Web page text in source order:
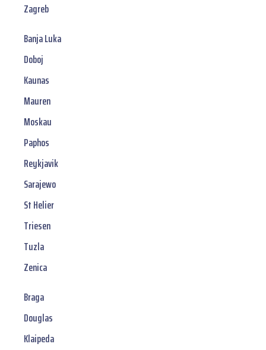
Zagreb
Banja Luka
Doboj
Kaunas
Mauren
Moskau
Paphos
Reykjavik
Sarajewo
St Helier
Triesen
Tuzla
Zenica
Braga
Douglas
Klaipeda